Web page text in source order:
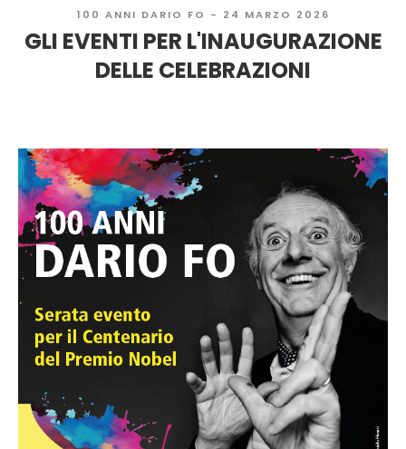
100 ANNI DARIO FO - 24 MARZO 2026
GLI EVENTI PER L'INAUGURAZIONE
DELLE CELEBRAZIONI